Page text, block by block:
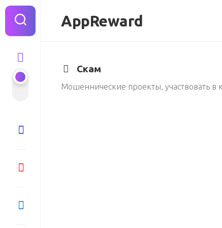
Перейти
содержанию
AppReward
Скам
Мошеннические проекты, участвовать